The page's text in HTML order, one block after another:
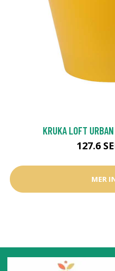
KRUKA LOFT
127.6
MER